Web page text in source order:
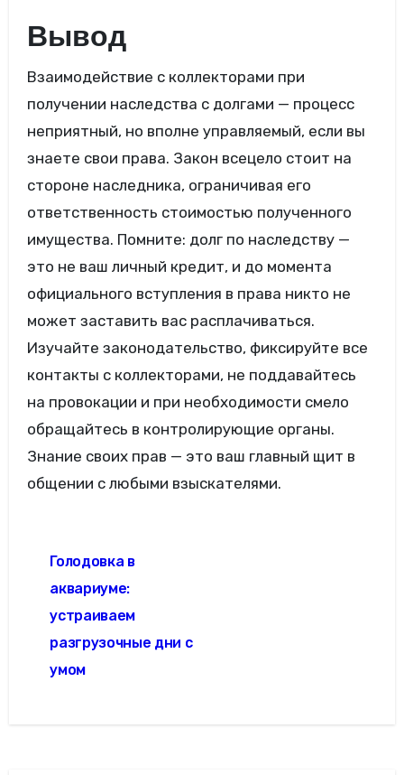
Вывод
Взаимодействие с коллекторами при
получении наследства с долгами — процесс
неприятный, но вполне управляемый, если вы
знаете свои права. Закон всецело стоит на
стороне наследника, ограничивая его
ответственность стоимостью полученного
имущества. Помните: долг по наследству —
это не ваш личный кредит, и до момента
официального вступления в права никто не
может заставить вас расплачиваться.
Изучайте законодательство, фиксируйте все
контакты с коллекторами, не поддавайтесь
на провокации и при необходимости смело
обращайтесь в контролирующие органы.
Знание своих прав — это ваш главный щит в
общении с любыми взыскателями.
по
записям
Голодовка в
аквариуме:
устраиваем
разгрузочные дни с
умом